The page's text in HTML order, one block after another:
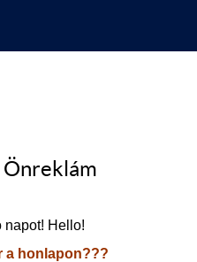
Önreklám
napot! Hello!
a honlapon???